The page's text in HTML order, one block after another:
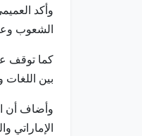
وأكد
الشعوب
كما توقف
بين
وأضاف أن
الإماراتي